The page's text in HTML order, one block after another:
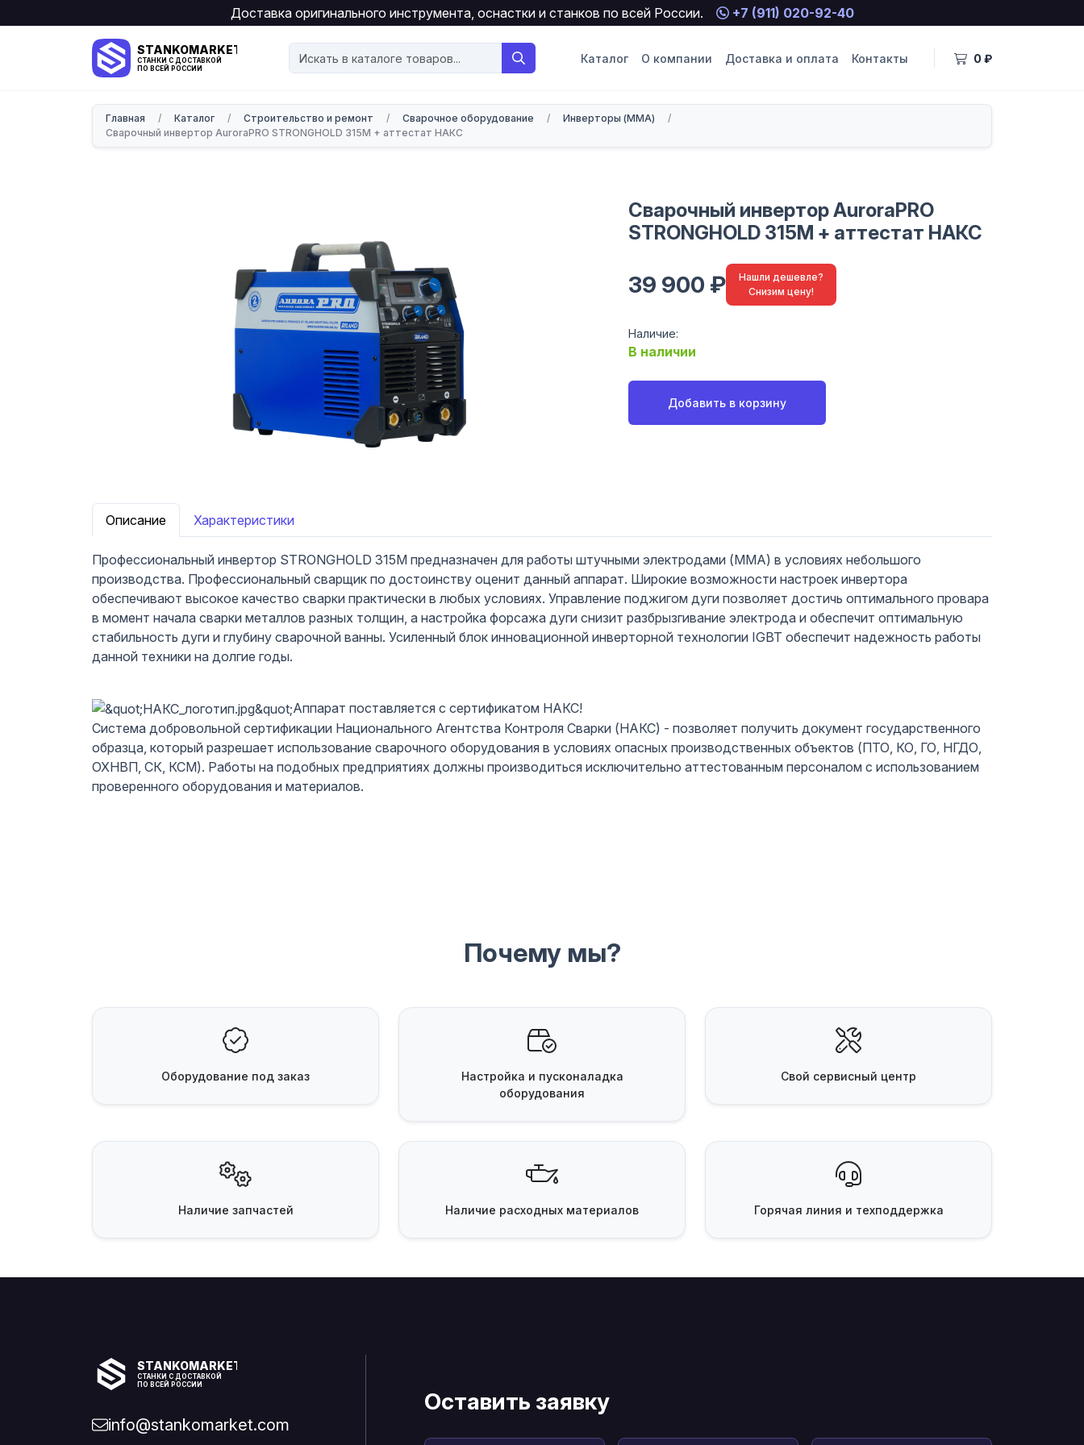
Доставка оригинального инструмента, оснастки и станков по всей России. +7 (911) 020-92-40
STANKOMARKET
СТАНКИ С ДОСТАВКОЙ
ПО ВСЕЙ РОССИИ
Каталог О компании Доставка и оплата Контакты 0 ₽
Главная / Каталог / Строительство и ремонт / Сварочное оборудование / Инверторы (MMA)
/
Сварочный инвертор AuroraPRO STRONGHOLD 315M + аттестат НАКС
Сварочный инвертор AuroraPRO
STRONGHOLD 315M + аттестат НАКС
39 900 ₽
Нашли дешевле?
Снизим цену!
Наличие:
В наличии
Добавить в корзину
Описание Характеристики
Профессиональный инвертор STRONGHOLD 315M предназначен для работы штучными электродами (MMA) в условиях небольшого
производства. Профессиональный сварщик по достоинству оценит данный аппарат. Широкие возможности настроек инвертора
обеспечивают высокое качество сварки практически в любых условиях. Управление поджигом дуги позволяет достичь оптимального провара
в момент начала сварки металлов разных толщин, а настройка форсажа дуги снизит разбрызгивание электрода и обеспечит оптимальную
стабильность дуги и глубину сварочной ванны. Усиленный блок инновационной инверторной технологии IGBT обеспечит надежность работы
данной техники на долгие годы.
Аппарат поставляется с сертификатом НАКС!
Система добровольной сертификации Национального Агентства Контроля Сварки (НАКС) - позволяет получить документ государственного
образца, который разрешает использование сварочного оборудования в условиях опасных производственных объектов (ПТО, КО, ГО, НГДО,
ОХНВП, СК, КСМ). Работы на подобных предприятиях должны производиться исключительно аттестованным персоналом с использованием
проверенного оборудования и материалов.
Почему мы?
Оборудование под заказ
Настройка и пусконаладка
оборудования
Свой сервисный центр
Наличие запчастей Наличие расходных материалов Горячая линия и техподдержка
STANKOMARKET
СТАНКИ С ДОСТАВКОЙ
ПО ВСЕЙ РОССИИ
info@stankomarket.com
Оставить заявку